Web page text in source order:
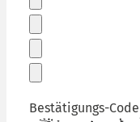
Bestätigungs-Code